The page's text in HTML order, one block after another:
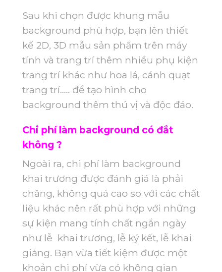
Sau khi chọn được khung mẫu
background phù hợp, bạn lên thiết
kế 2D, 3D mẫu sản phẩm trên máy
tính và trang trí thêm nhiều phụ kiện
trang trí khác như hoa lá, cánh quạt
trang trí….. để tạo hình cho
background thêm thú vị và độc đáo.
Chi phí làm background có đắt
không ?
Ngoài ra, chi phí làm background
khai trương được đánh giá là phải
chăng, không quá cao so với các chất
liệu khác nên rất phù hợp với những
sự kiện mang tính chất ngắn ngày
như lễ khai trương, lễ ký kết, lễ khai
giảng. Bạn vừa tiết kiệm được một
khoản chi phí vừa có không gian